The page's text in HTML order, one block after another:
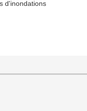
d'inondations